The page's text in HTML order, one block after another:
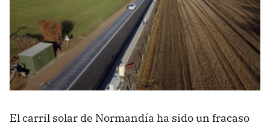
El carril solar de Normandía ha sido un fracaso